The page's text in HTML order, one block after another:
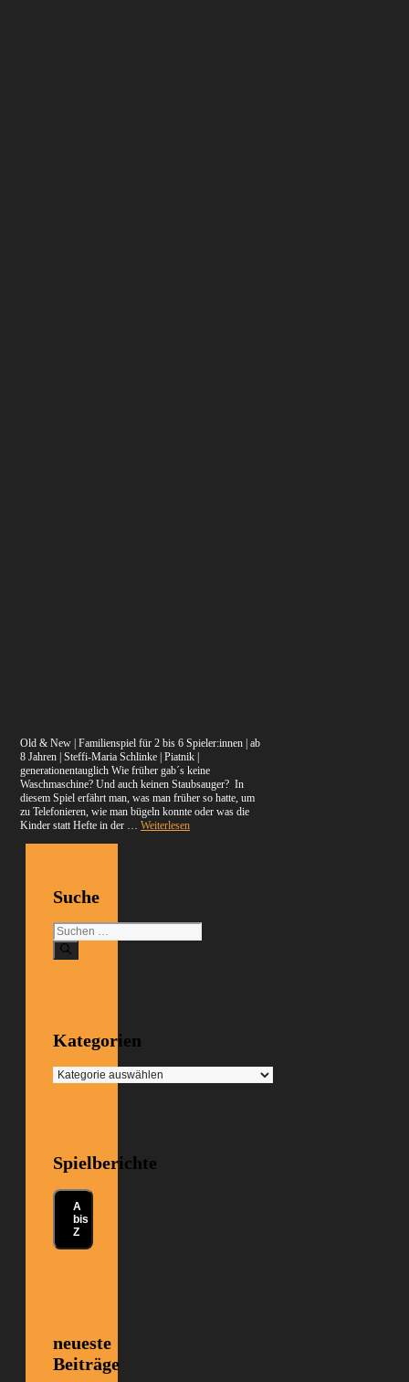
Old & New | Familienspiel für 2 bis 6 Spieler:innen | ab
8 Jahren | Steffi-Maria Schlinke | Piatnik |
generationentauglich Wie früher gab´s keine
Waschmaschine? Und auch keinen Staubsauger? In
diesem Spiel erfährt man, was man früher so hatte, um
zu Telefonieren, wie man bügeln konnte oder was die
Kinder statt Hefte in der …Weiterlesen
Suche
Suchen
nach:
Kategorien
Kategorien
Spielberichte
A
bis
Z
neueste
Beiträge